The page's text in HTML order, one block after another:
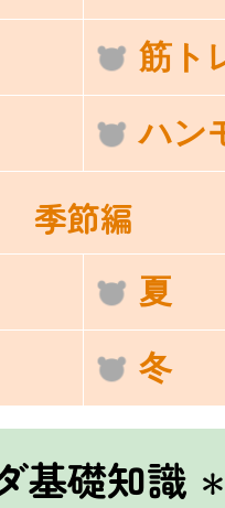
筋ト
ハン
季節編
夏
冬
基礎知識